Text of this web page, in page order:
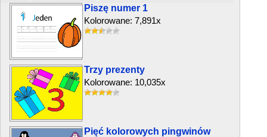
Piszę numer 1
Kolorowane: 7,891x
Trzy prezenty
Kolorowane: 10,035x
Pięć kolorowych pingwinów